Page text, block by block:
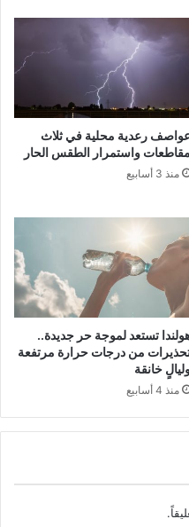
رعدية محلية في ثلاث
مقاطعات واستمرار الطقس الحار
منذ 3 أسابيع
تستعد لموجة حر جديدة..
من درجات حرارة مرتفعة
خانقة
منذ 4 أسابيع